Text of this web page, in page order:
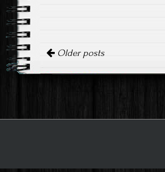
des
articles
Older posts